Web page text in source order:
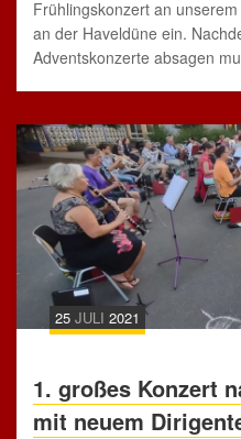
Frühlingskonzert an
an der Haveldüne ein.
Adventskonzerte absagen
25 JULI 2021
1. großes Konzert
mit neuem